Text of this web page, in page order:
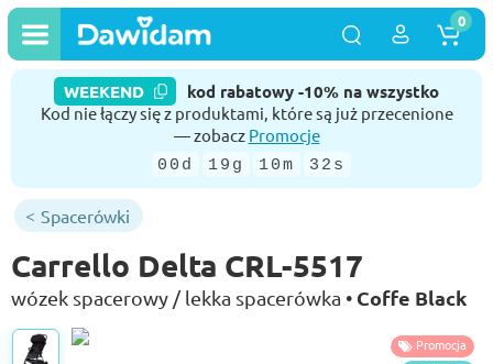
WEEKEND kod rabatowy -10% na wszystko
Kod nie łączy się z produktami, które są już przecenione
— zobacz Promocje
00d 19g 10m 32s
0
Spacerówki
Carrello Delta CRL-5517
wózek spacerowy / lekka spacerówka • Coffe Black
Promocja